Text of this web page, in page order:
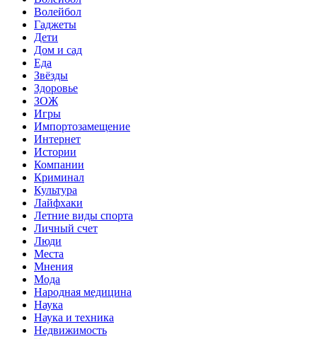
Волейбол
Гаджеты
Дети
Дом и сад
Еда
Звёзды
Здоровье
ЗОЖ
Игры
Импортозамещение
Интернет
Истории
Компании
Криминал
Культура
Лайфхаки
Летние виды спорта
Личный счет
Люди
Места
Мнения
Мода
Народная медицина
Наука
Наука и техника
Недвижимость